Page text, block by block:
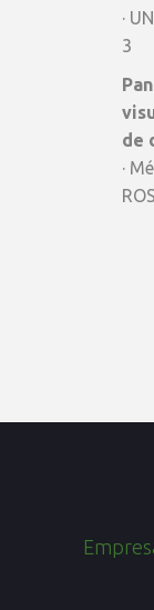
·
3
de
·